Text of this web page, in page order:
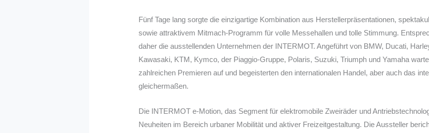
Fünf Tage lang sorgte die einzigartige Kombination aus Herstellerpräsentationen,
sowie attraktivem Mitmach-Programm für volle Messehallen und tolle Stimmung.
daher die ausstellenden Unternehmen der INTERMOT. Angeführt von BMW, Ducati,
Kawasaki, KTM, Kymco, der Piaggio-Gruppe, Polaris, Suzuki, Triumph und Yamaha
zahlreichen Premieren auf und begeisterten den internationalen Handel, aber auch das
gleichermaßen.
Die INTERMOT e-Motion, das Segment für elektromobile Zweiräder und
Neuheiten im Bereich urbaner Mobilität und aktiver Freizeitgestaltung. Die Aussteller